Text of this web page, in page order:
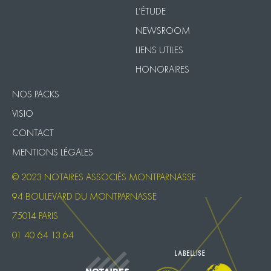
L’ÉTUDE
NEWSROOM
LIENS UTILES
HONORAIRES
NOS PACKS
VISIO
CONTACT
MENTIONS LÉGALES
© 2023 NOTAIRES ASSOCIÉS MONTPARNASSE
94 BOULEVARD DU MONTPARNASSE
75014 PARIS
01 40 64 13 64